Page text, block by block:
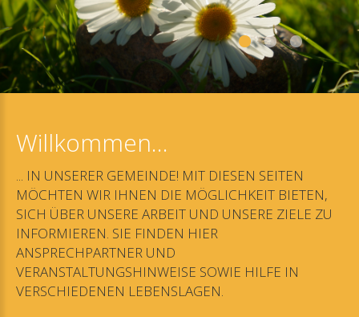
Willkommen...
IN UNSERER GEMEINDE! MIT DIESEN SEITEN
MÖCHTEN WIR IHNEN DIE MÖGLICHKEIT BIETEN,
SICH ÜBER UNSERE ARBEIT UND UNSERE ZIELE ZU
INFORMIEREN. SIE FINDEN HIER
ANSPRECHPARTNER UND
VERANSTALTUNGSHINWEISE SOWIE HILFE IN
VERSCHIEDENEN LEBENSLAGEN.